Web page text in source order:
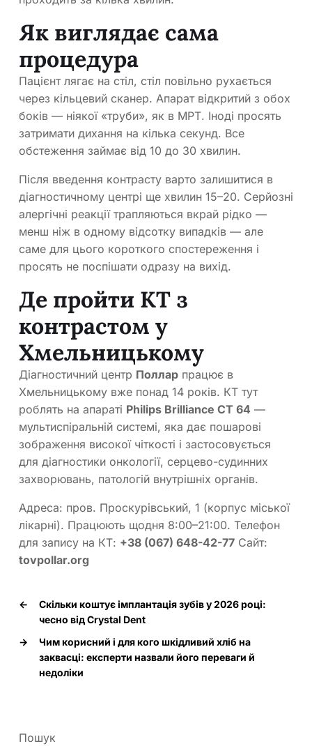
Як виглядає сама
процедура
Пацієнт лягає на стіл, стіл повільно рухається
через кільцевий сканер. Апарат відкритий з обох
боків — ніякої «труби», як в МРТ. Іноді просять
затримати дихання на кілька секунд. Все
обстеження займає від 10 до 30 хвилин.
Після введення контрасту варто залишитися в
діагностичному центрі ще хвилин 15–20. Серйозні
алергічні реакції трапляються вкрай рідко —
менш ніж в одному відсотку випадків — але
саме для цього короткого спостереження і
просять не поспішати одразу на вихід.
Де пройти КТ з
контрастом у
Хмельницькому
Діагностичний центр Поллар працює в
Хмельницькому вже понад 14 років. КТ тут
роблять на апараті Philips Brilliance CT 64 —
мультиспіральній системі, яка дає пошарові
зображення високої чіткості і застосовується
для діагностики онкології, серцево-судинних
захворювань, патологій внутрішніх органів.
Адреса: пров. Проскурівський, 1 (корпус міської
лікарні). Працюють щодня 8:00–21:00. Телефон
для запису на КТ: +38 (067) 648-42-77 Сайт:
tovpollar.org
←
Скільки коштує імплантація зубів у 2026 році:
чесно від Crystal Dent
→
Чим корисний і для кого шкідливий хліб на
заквасці: експерти назвали його переваги й
недоліки
Пошук